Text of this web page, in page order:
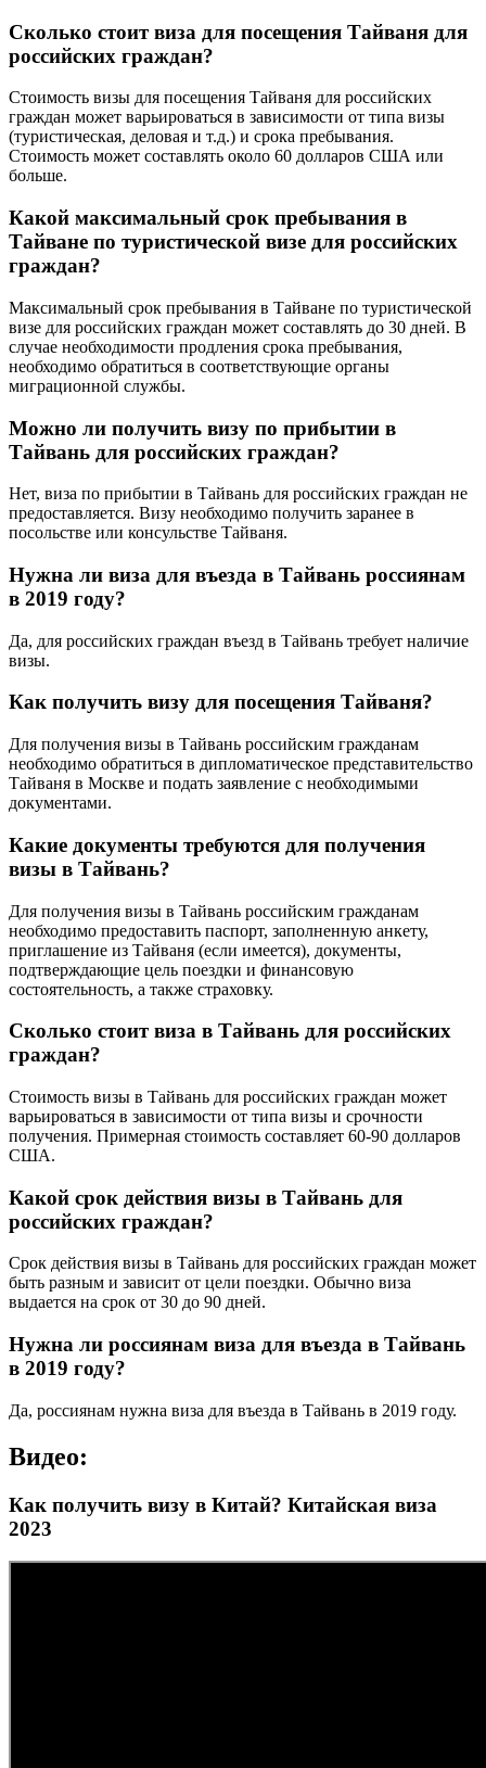
Сколько стоит виза для посещения Тайваня для
российских граждан?
Стоимость визы для посещения Тайваня для российских
граждан может варьироваться в зависимости от типа визы
(туристическая, деловая и т.д.) и срока пребывания.
Стоимость может составлять около 60 долларов США или
больше.
Какой максимальный срок пребывания в
Тайване по туристической визе для российских
граждан?
Максимальный срок пребывания в Тайване по туристической
визе для российских граждан может составлять до 30 дней. В
случае необходимости продления срока пребывания,
необходимо обратиться в соответствующие органы
миграционной службы.
Можно ли получить визу по прибытии в
Тайвань для российских граждан?
Нет, виза по прибытии в Тайвань для российских граждан не
предоставляется. Визу необходимо получить заранее в
посольстве или консульстве Тайваня.
Нужна ли виза для въезда в Тайвань россиянам
в 2019 году?
Да, для российских граждан въезд в Тайвань требует наличие
визы.
Как получить визу для посещения Тайваня?
Для получения визы в Тайвань российским гражданам
необходимо обратиться в дипломатическое представительство
Тайваня в Москве и подать заявление с необходимыми
документами.
Какие документы требуются для получения
визы в Тайвань?
Для получения визы в Тайвань российским гражданам
необходимо предоставить паспорт, заполненную анкету,
приглашение из Тайваня (если имеется), документы,
подтверждающие цель поездки и финансовую
состоятельность, а также страховку.
Сколько стоит виза в Тайвань для российских
граждан?
Стоимость визы в Тайвань для российских граждан может
варьироваться в зависимости от типа визы и срочности
получения. Примерная стоимость составляет 60-90 долларов
США.
Какой срок действия визы в Тайвань для
российских граждан?
Срок действия визы в Тайвань для российских граждан может
быть разным и зависит от цели поездки. Обычно виза
выдается на срок от 30 до 90 дней.
Нужна ли россиянам виза для въезда в Тайвань
в 2019 году?
Да, россиянам нужна виза для въезда в Тайвань в 2019 году.
Видео:
Как получить визу в Китай? Китайская виза
2023